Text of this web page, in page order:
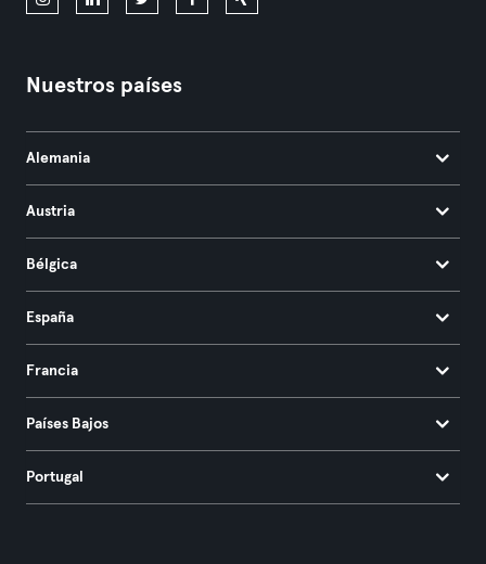
Nuestros países
Alemania
Austria
Bélgica
España
Francia
Países Bajos
Portugal